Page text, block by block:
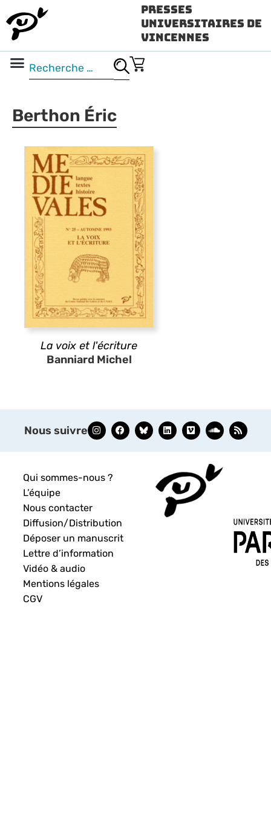
Presses
Universitaires de
Vincennes
Berthon Éric
La voix et l'écriture
Banniard Michel
Nous suivre
Qui sommes-nous ?
L’équipe
Nous contacter
Diffusion/Distribution
Déposer un manuscrit
Lettre d’information
Vidéo & audio
Mentions légales
CGV